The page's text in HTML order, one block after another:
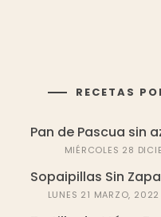
RECETAS
Pan de Pascua sin
MIÉRCOLES 28
Sopaipillas Sin
LUNES 21 MARZO, 2022